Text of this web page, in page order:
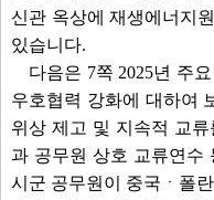
신관 옥상에 재생에너지
있습니다.
다음은 7쪽 2025년 주
우호협력 강화에 대하여
위상 제고 및 지속적 교
과 공무원 상호 교류연수
시군 공무원이 중국ㆍ폴